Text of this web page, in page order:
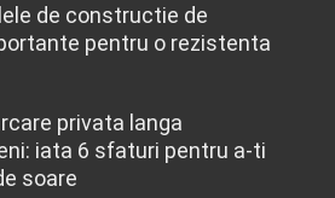
de constructie de
pentru o rezistenta
privata langa
iata 6 sfaturi pentru a-ti
soare